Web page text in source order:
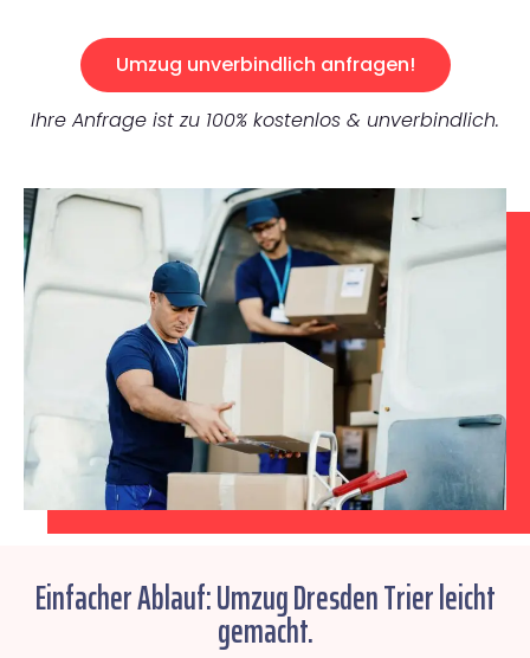
Umzug unverbindlich anfragen!
Ihre Anfrage ist zu 100% kostenlos & unverbindlich.
Einfacher Ablauf: Umzug Dresden Trier leicht
gemacht.